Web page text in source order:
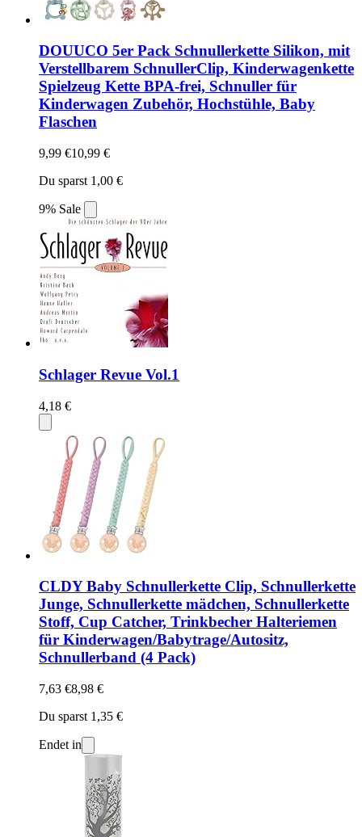
DOUUCO 5er Pack Schnullerkette Silikon, mit
Verstellbarem SchnullerClip, Kinderwagenkette
Spielzeug Kette BPA-frei, Schnuller für
Kinderwagen Zubehör, Hochstühle, Baby
Flaschen
9,99 €10,99 €
Du sparst 1,00 €
9% Sale
Schlager Revue Vol.1
4,18 €
CLDY Baby Schnullerkette Clip, Schnullerkette
Junge, Schnullerkette mädchen, Schnullerkette
Stoff, Cup Catcher, Trinkbecher Halteriemen
für Kinderwagen/Babytrage/Autositz,
Schnullerband (4 Pack)
7,63 €8,98 €
Du sparst 1,35 €
Endet in